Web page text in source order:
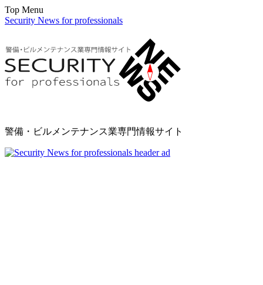
Top Menu
Security News for professionals
警備・ビルメンテナンス業専門情報サイト